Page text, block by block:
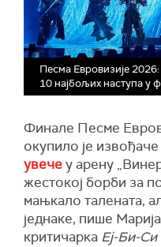
Песма Евровизије
10 најбољих наступа у
Финале Песме
окупило је извођаче
увечеу арену
жестокој борби за
мањкало талената,
једнаке, пише
критичарка Еј-Би-Си